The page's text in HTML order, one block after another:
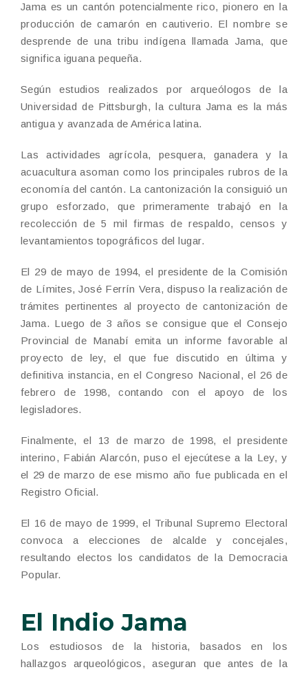
Jama es un cantón potencialmente rico, pionero en la
producción de camarón en cautiverio. El nombre se
desprende de una tribu indígena llamada Jama, que
significa iguana pequeña.
Según estudios realizados por arqueólogos de la
Universidad de Pittsburgh, la cultura Jama es la más
antigua y avanzada de América latina.
Las actividades agrícola, pesquera, ganadera y la
acuacultura asoman como los principales rubros de la
economía del cantón. La cantonización la consiguió un
grupo esforzado, que primeramente trabajó en la
recolección de 5 mil firmas de respaldo, censos y
levantamientos topográficos del lugar.
El 29 de mayo de 1994, el presidente de la Comisión
de Límites, José Ferrín Vera, dispuso la realización de
trámites pertinentes al proyecto de cantonización de
Jama. Luego de 3 años se consigue que el Consejo
Provincial de Manabí emita un informe favorable al
proyecto de ley, el que fue discutido en última y
definitiva instancia, en el Congreso Nacional, el 26 de
febrero de 1998, contando con el apoyo de los
legisladores.
Finalmente, el 13 de marzo de 1998, el presidente
interino, Fabián Alarcón, puso el ejecútese a la Ley, y
el 29 de marzo de ese mismo año fue publicada en el
Registro Oficial.
El 16 de mayo de 1999, el Tribunal Supremo Electoral
convoca a elecciones de alcalde y concejales,
resultando electos los candidatos de la Democracia
Popular.
El Indio Jama
Los estudiosos de la historia, basados en los
hallazgos arqueológicos, aseguran que antes de la